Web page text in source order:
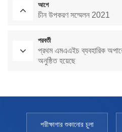
আগে
চীন উপকরণ সম্মেলন 2021
পরবর্তী
প্রথম এমএএইচ ব্যবহারিক
অনুষ্ঠিত হয়েছে
পরীক্ষাগার শুকানোর চুলা